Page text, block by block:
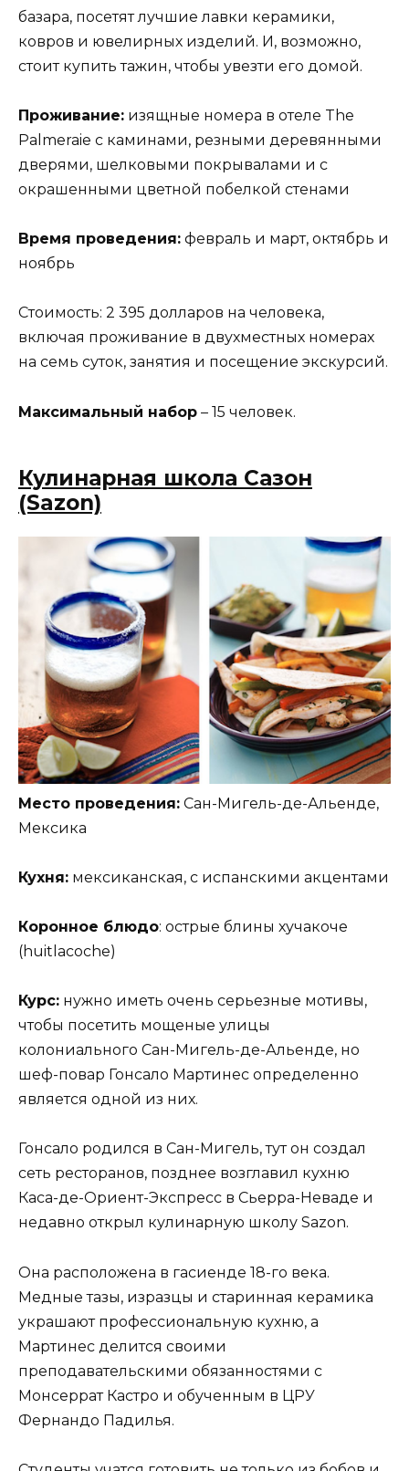
базара, посетят лучшие лавки керамики,
ковров и ювелирных изделий. И, возможно,
стоит купить тажин, чтобы увезти его домой.
Проживание: изящные номера в отеле The
Palmeraie с каминами, резными деревянными
дверями, шелковыми покрывалами и с
окрашенными цветной побелкой стенами
Время проведения: февраль и март, октябрь и
ноябрь
Стоимость: 2 395 долларов на человека,
включая проживание в двухместных номерах
на семь суток, занятия и посещение экскурсий.
Максимальный набор – 15 человек.
Кулинарная школа Сазон
(Sazon)
Место проведения: Сан-Мигель-де-Альенде,
Мексика
Кухня: мексиканская, с испанскими акцентами
Коронное блюдо: острые блины хучакоче
(huitlacoche)
Курс: нужно иметь очень серьезные мотивы,
чтобы посетить мощеные улицы
колониального Сан-Мигель-де-Альенде, но
шеф-повар Гонсало Мартинес определенно
является одной из них.
Гонсало родился в Сан-Мигель, тут он создал
сеть ресторанов, позднее возглавил кухню
Каса-де-Ориент-Экспресс в Сьерра-Неваде и
недавно открыл кулинарную школу Sazon.
Она расположена в гасиенде 18-го века.
Медные тазы, изразцы и старинная керамика
украшают профессиональную кухню, а
Мартинес делится своими
преподавательскими обязанностями с
Монсеррат Кастро и обученным в ЦРУ
Фернандо Падилья.